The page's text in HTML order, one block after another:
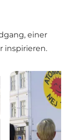
einer
inspirieren.
Sightseeing